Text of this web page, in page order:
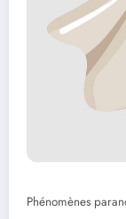
Phénomènes